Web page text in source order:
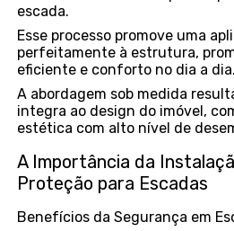
escada.
Esse processo promove uma
perfeitamente à estrutura,
eficiente e conforto no dia a dia.
A abordagem sob medida
integra ao design do imóvel,
estética com alto nível de
A Importância da
Proteção para Escadas
Benefícios da Segurança em